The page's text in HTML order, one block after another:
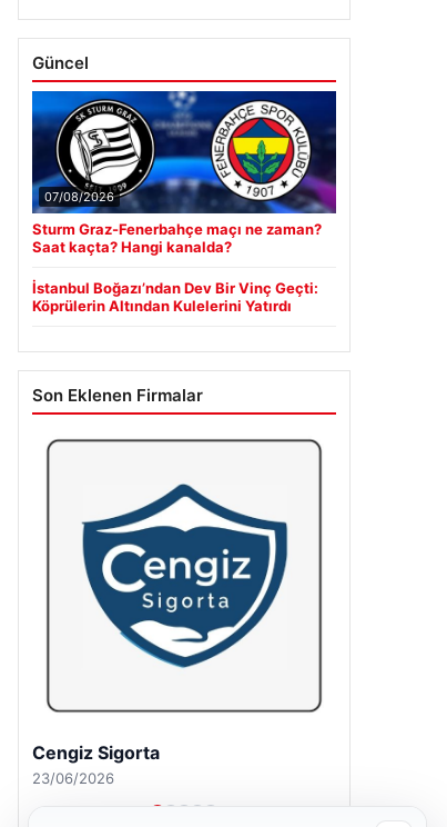
Güncel
07/08/2026
Sturm Graz-Fenerbahçe maçı ne zaman?
Saat kaçta? Hangi kanalda?
İstanbul Boğazı’ndan Dev Bir Vinç Geçti:
Köprülerin Altından Kulelerini Yatırdı
Son Eklenen Firmalar
Cengiz Sigorta
23/06/2026